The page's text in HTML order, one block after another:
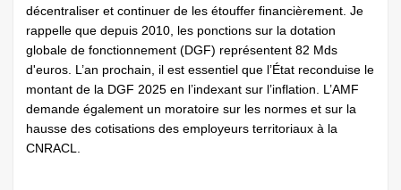
décentraliser et continuer de les étouffer financièrement. Je
rappelle que depuis 2010, les ponctions sur la dotation
globale de fonctionnement (DGF) représentent 82 Mds
d'euros. L’an prochain, il est essentiel que l’État reconduise le
montant de la DGF 2025 en l’indexant sur l’inflation. L’AMF
demande également un moratoire sur les normes et sur la
hausse des cotisations des employeurs territoriaux à la
CNRACL.